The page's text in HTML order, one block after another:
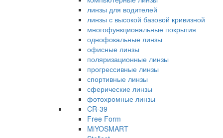
линзы для водителей
линзы с высокой базовой кривизной
многофункциональные покрытия
однофокальные линзы
офисные линзы
поляризационные линзы
прогрессивные линзы
спортивные линзы
сферические линзы
фотохромные линзы
CR-39
Free Form
MiYOSMART